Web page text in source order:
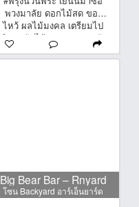
พวงมาลัย ดอกไม้สด ของ
ไหว้ ผลไม้มงคล เตรียมไป
ทำบุญกันได้นะคะ พวงมาลัย
สวยๆ มีหลายแบบ 20 บาท
เท่านั้นจ้า
Big Bear Bar – Rnyard
โซน Backyard อาร์เอ็นยาร์ด